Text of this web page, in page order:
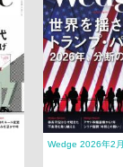
Wedge 2026年2